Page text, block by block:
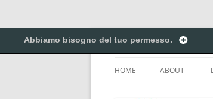
Vai
al
contenuto
Pontilex
HOME ABOUT
Abbiamo bisogno del tuo permesso.